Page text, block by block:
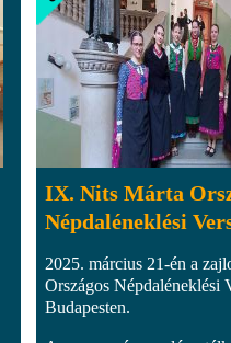
IX. Nits Márta
Népdaléneklési
2025. március 21-én a
Országos Népdaléneklési
Budapesten.